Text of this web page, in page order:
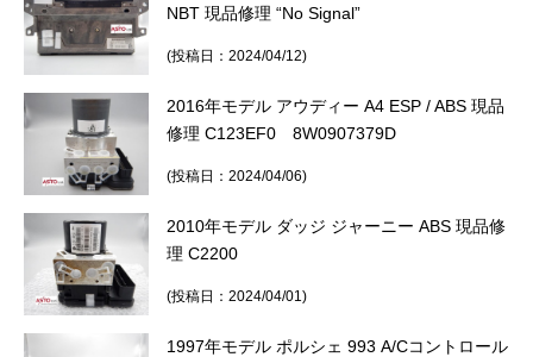
NBT 現品修理 “No Signal”
(投稿日：2024/04/12)
2016年モデル アウディー A4 ESP / ABS 現品
修理 C123EF0 8W0907379D
(投稿日：2024/04/06)
2010年モデル ダッジ ジャーニー ABS 現品修
理 C2200
(投稿日：2024/04/01)
1997年モデル ポルシェ 993 A/Cコントロール